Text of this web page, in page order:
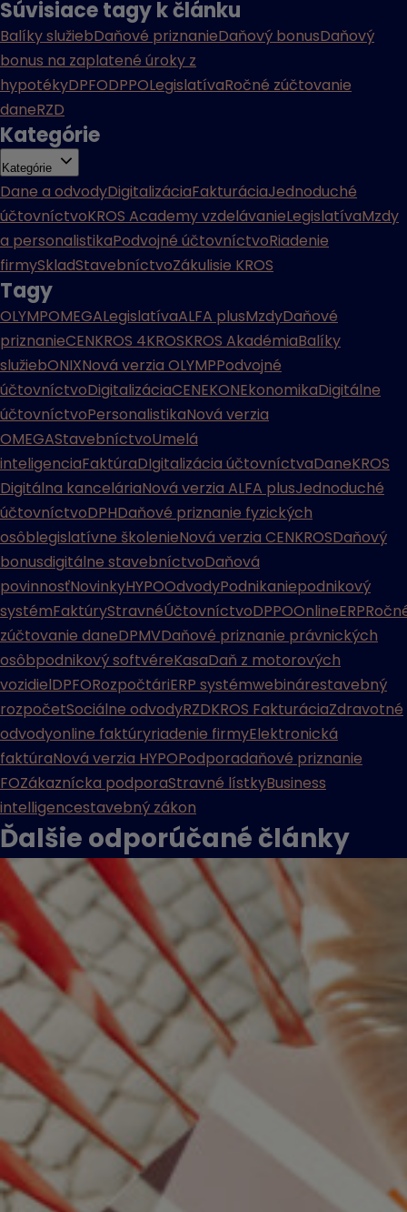
Súvisiace tagy k článku
Balíky služiebDaňové priznanieDaňový bonusDaňový
bonus na zaplatené úroky z
hypotékyDPFODPPOLegislatívaRočné zúčtovanie
daneRZD
Kategórie
Kategórie
Dane a odvodyDigitalizáciaFakturáciaJednoduché
účtovníctvoKROS Academy vzdelávanieLegislatívaMzdy
a personalistikaPodvojné účtovníctvoRiadenie
firmySkladStavebníctvoZákulisie KROS
Tagy
OLYMPOMEGALegislatívaALFA plusMzdyDaňové
priznanieCENKROS 4KROSKROS AkadémiaBalíky
služiebONIXNová verzia OLYMPPodvojné
účtovníctvoDigitalizáciaCENEKONEkonomikaDigitálne
účtovníctvoPersonalistikaNová verzia
OMEGAStavebníctvoUmelá
inteligenciaFaktúraDIgitalizácia účtovníctvaDaneKROS
Digitálna kanceláriaNová verzia ALFA plusJednoduché
účtovníctvoDPHDaňové priznanie fyzických
osôblegislatívne školenieNová verzia CENKROSDaňový
bonusdigitálne stavebníctvoDaňová
povinnosťNovinkyHYPOOdvodyPodnikaniepodnikový
systémFaktúryStravnéÚčtovníctvoDPPOOnlineERP
zúčtovanie daneDPMVDaňové priznanie právnických
osôbpodnikový softvéreKasaDaň z motorových
vozidielDPFORozpočtáriERP systémwebinárestavebný
rozpočetSociálne odvodyRZDKROS FakturáciaZdravotné
odvodyonline faktúryriadenie firmyElektronická
faktúraNová verzia HYPOPodporadaňové priznanie
FOZákaznícka podporaStravné lístkyBusiness
intelligencestavebný zákon
Ďalšie odporúčané články